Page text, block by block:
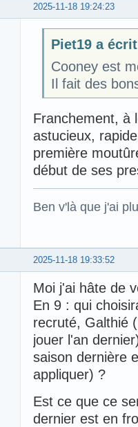
2025-11-18 19:24:23
Piet19 a
Cooney est
Il fait des
Franchement, à
astucieux,
première
début de ses
Ben v'là que j'ai
2025-11-18 19:33:52
Moi j'ai hâte de
En 9 : qui
recruté, Galthié
jouer l'an
saison dernière
appliquer) ?
Est ce que ce
dernier est en